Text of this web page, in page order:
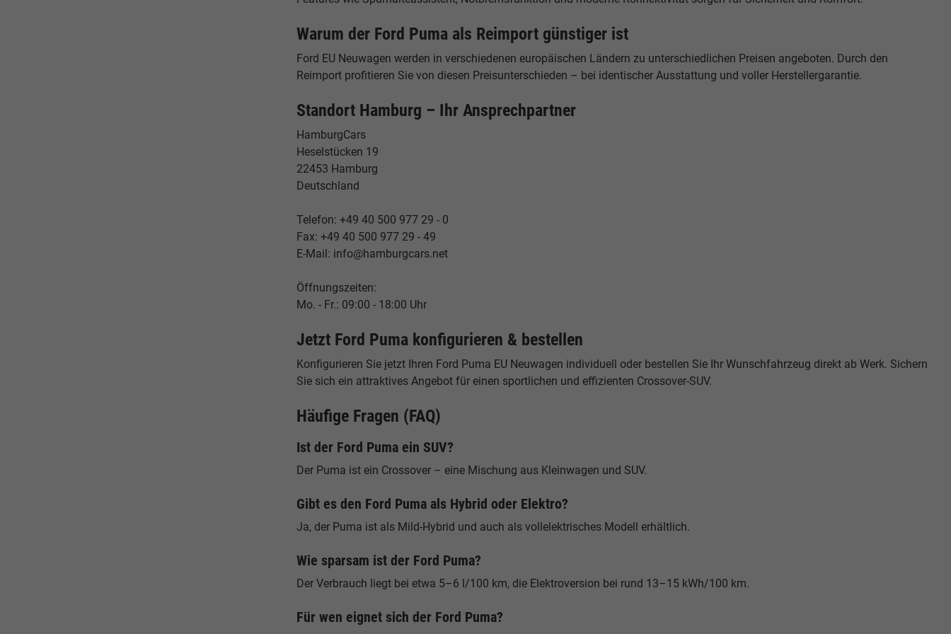
Warum der Ford Puma als Reimport günstiger ist
Ford EU Neuwagen werden in verschiedenen europäischen Ländern zu unterschiedlichen Preisen angeboten. Durch den
Reimport profitieren Sie von diesen Preisunterschieden – bei identischer Ausstattung und voller Herstellergarantie.
Standort Hamburg – Ihr Ansprechpartner
HamburgCars
Heselstücken 19
22453 Hamburg
Deutschland
Telefon: +49 40 500 977 29 - 0
Fax: +49 40 500 977 29 - 49
E-Mail: info@hamburgcars.net
Öffnungszeiten:
Mo. - Fr.: 09:00 - 18:00 Uhr
Jetzt Ford Puma konfigurieren & bestellen
Konfigurieren Sie jetzt Ihren Ford Puma EU Neuwagen individuell oder bestellen Sie Ihr Wunschfahrzeug direkt ab Werk. Sichern
Sie sich ein attraktives Angebot für einen sportlichen und effizienten Crossover-SUV.
Häufige Fragen (FAQ)
Ist der Ford Puma ein SUV?
Der Puma ist ein Crossover – eine Mischung aus Kleinwagen und SUV.
Gibt es den Ford Puma als Hybrid oder Elektro?
Ja, der Puma ist als Mild-Hybrid und auch als vollelektrisches Modell erhältlich.
Wie sparsam ist der Ford Puma?
Der Verbrauch liegt bei etwa 5–6 l/100 km, die Elektroversion bei rund 13–15 kWh/100 km.
Für wen eignet sich der Ford Puma?